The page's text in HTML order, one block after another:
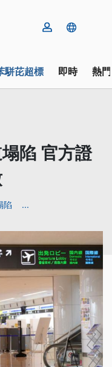
駢芘超標 即時 熱
陷 官方證
陷 ...